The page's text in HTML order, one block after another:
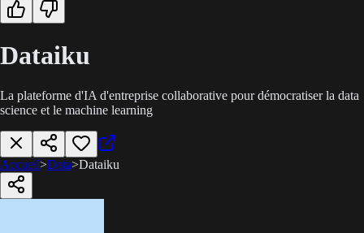
Dataiku
La plateforme d'IA d'entreprise collaborative pour démocratiser la data
science et le machine learning
Accueil>Data>Dataiku